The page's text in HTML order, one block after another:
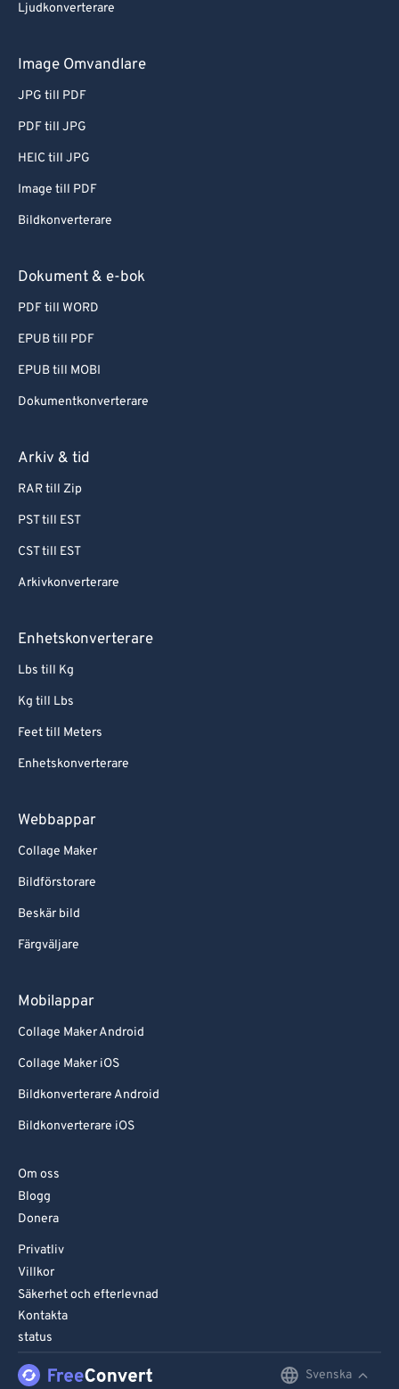
Ljudkonverterare
Image Omvandlare
JPG till PDF
PDF till JPG
HEIC till JPG
Image till PDF
Bildkonverterare
Dokument & e-bok
PDF till WORD
EPUB till PDF
EPUB till MOBI
Dokumentkonverterare
Arkiv & tid
RAR till Zip
PST till EST
CST till EST
Arkivkonverterare
Enhetskonverterare
Lbs till Kg
Kg till Lbs
Feet till Meters
Enhetskonverterare
Webbappar
Collage Maker
Bildförstorare
Beskär bild
Färgväljare
Mobilappar
Collage Maker Android
Collage Maker iOS
Bildkonverterare Android
Bildkonverterare iOS
Om oss
Blogg
Donera
Privatliv
Villkor
Säkerhet och efterlevnad
Kontakta
status
Svenska